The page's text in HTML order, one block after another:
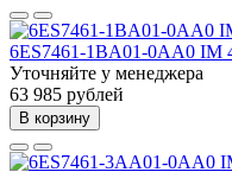
6ES7461-1BA01-0AA0 IM
Уточняйте у менеджера
63 985 рублей
В корзину